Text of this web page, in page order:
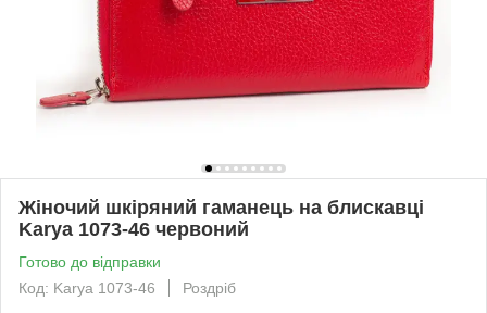
Жіночий шкіряний гаманець на блискавці
Karya 1073-46 червоний
Готово до відправки
Код: Karya 1073-46
Роздріб